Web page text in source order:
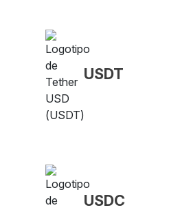
USDT
USDC